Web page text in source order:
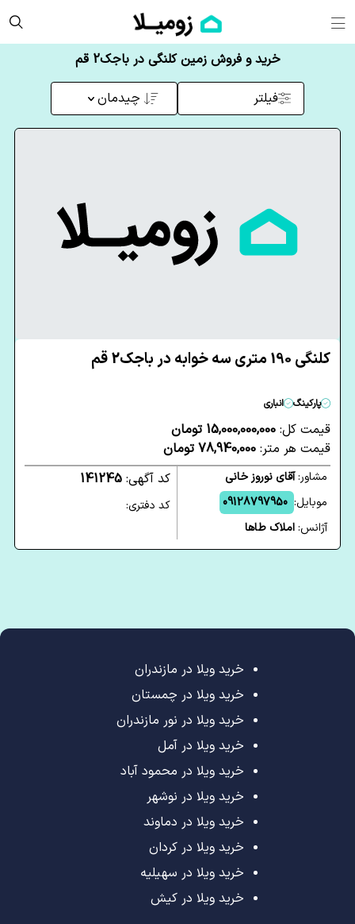
خرید و فروش زمین کلنگی در باجک2 قم
فیلتر چیدمان
کلنگی 190 متری سه خوابه در باجک2 قم
پارکینگ انباری
قیمت کل: 15,000,000,000 تومان
قیمت هر متر: 78,940,000 تومان
مشاور:آقای نوروز خانی
موبایل: 09128797950
آژانس:املاک طاها
کد آگهی: 141245
کد دفتری:
خرید ویلا در مازندران
خرید ویلا در چمستان
خرید ویلا در نور مازندران
خرید ویلا در آمل
خرید ویلا در محمود آباد
خرید ویلا در نوشهر
خرید ویلا در دماوند
خرید ویلا در کردان
خرید ویلا در سهیلیه
خرید ویلا در کیش